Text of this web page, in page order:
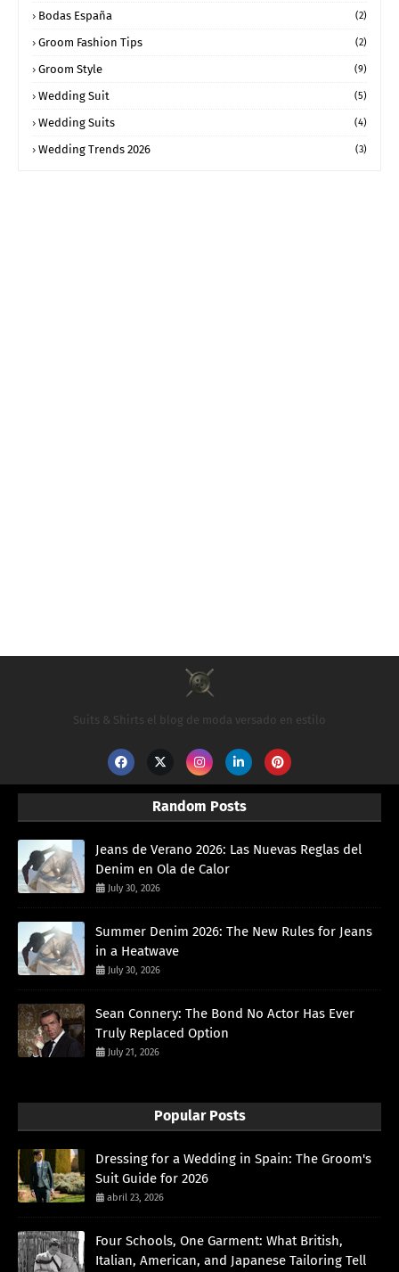
Bodas España (2)
Groom Fashion Tips (2)
Groom Style (9)
Wedding Suit (5)
Wedding Suits (4)
Wedding Trends 2026 (3)
Suits & Shirts el blog de moda versado en estilo
Random Posts
Jeans de Verano 2026: Las Nuevas Reglas del
Denim en Ola de Calor
July 30, 2026
Summer Denim 2026: The New Rules for Jeans
in a Heatwave
July 30, 2026
Sean Connery: The Bond No Actor Has Ever
Truly Replaced Option
July 21, 2026
Popular Posts
Dressing for a Wedding in Spain: The Groom's
Suit Guide for 2026
abril 23, 2026
Four Schools, One Garment: What British,
Italian, American, and Japanese Tailoring Tell